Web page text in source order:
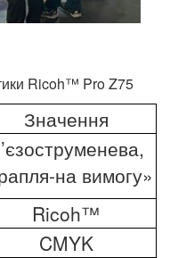
Ricoh™ Pro Z75
Значення
на вимогу»
Ricoh™
CMYK